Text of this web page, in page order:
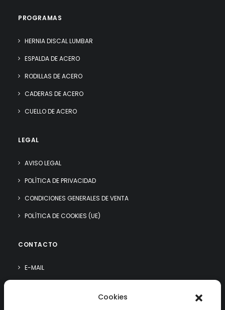
Cookies
PROGRAMAS
HERNIA DISCAL LUMBAR
ESPALDA DE ACERO
RODILLAS DE ACERO
CADERAS DE ACERO
CUELLO DE ACERO
LEGAL
AVISO LEGAL
POLÍTICA DE PRIVACIDAD
CONDICIONES GENERALES DE VENTA
POLÍTICA DE COOKIES (UE)
CONTACTO
E-MAIL